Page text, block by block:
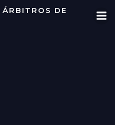
Saltar
DE